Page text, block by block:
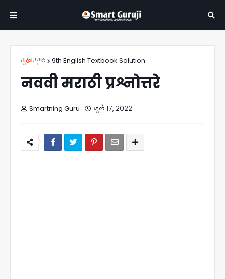
मुख्यपृष्ठ 9th English Textbook Solution
नववी मराठी प्रश्नोत्तरे
Smartning Guru जुलै १७, २०२२